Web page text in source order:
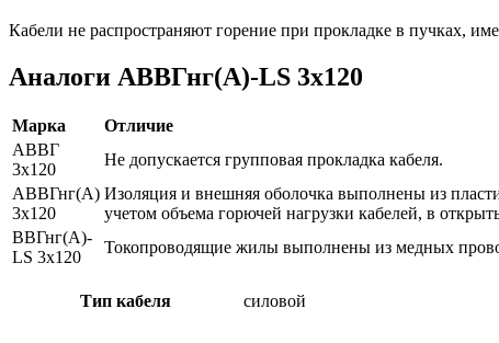
Кабели не распространяют горение при прокладке в пучках,
Аналоги АВВГнг(А)-LS 3х120
Марка
Отличие
АВВГ
3х120
Не допускается групповая прокладка кабеля.
АВВГнг(А)
3х120
Изоляция и внешняя оболочка выполнены из
учетом объема горючей нагрузки кабелей, в
ВВГнг(А)-
LS 3х120
Токопроводящие жилы выполнены из медных
Тип кабеля силовой